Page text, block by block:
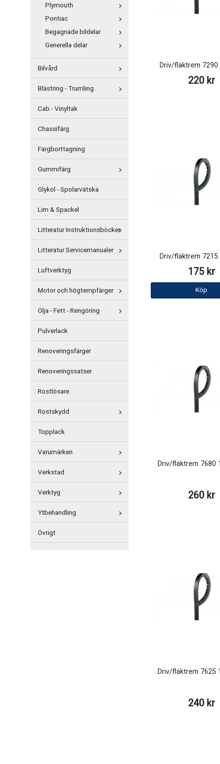
Plymouth
Pontiac
Begagnade bildelar
Generella delar
Bilvård
Blästring - Trumling
Cab - Vinyltak
Chassifärg
Färgborttagning
Gummifärg
Glykol - Spolarvätska
Lim & Spackel
Litteratur Instruktionsböcker
Litteratur Servicemanualer
Luftverktyg
Motor och högtempfärger
Olja - Fett - Rengöring
Pulverlack
Renoveringsfärger
Renoveringssatser
Rostlösare
Rostskydd
Topplack
Varumärken
Verkstad
Verktyg
Ytbehandling
Övrigt
Driv/fläktrem 7290
220 kr
Driv/fläktrem 7215
175 kr
Köp
Driv/fläktrem 7680
260 kr
Driv/fläktrem 7625
240 kr